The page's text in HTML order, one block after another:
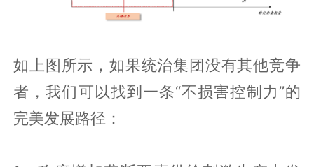
如上图所示，如果统治集团没有其他竞争
者，我们可以找到一条“不损害控制力”的
完美发展路径：